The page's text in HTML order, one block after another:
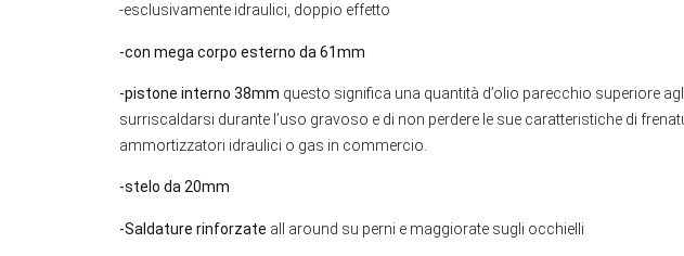
-esclusivamente idraulici, doppio effetto
-con mega corpo esterno da 61mm
-pistone interno 38mm questo significa una quantità d’olio parecchio superiore
surriscaldarsi durante l’uso gravoso e di non perdere le sue caratteristiche di
ammortizzatori idraulici o gas in commercio.
-stelo da 20mm
-Saldature rinforzate all around su perni e maggiorate sugli occhielli